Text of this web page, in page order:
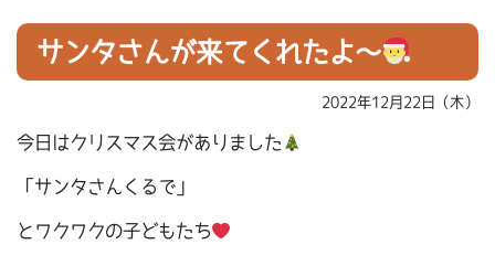
サンタさんが来てくれたよ～
2022年12月22日（木）
今日はクリスマス会がありました
「サンタさんくるで」
とワクワクの子どもたち